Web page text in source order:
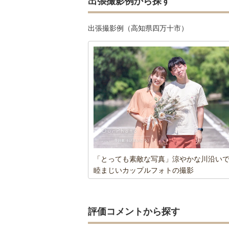
出張撮影例（高知県四万十市）
「とっても素敵な写真」涼やかな川沿い
睦まじいカップルフォトの撮影
評価コメントから探す